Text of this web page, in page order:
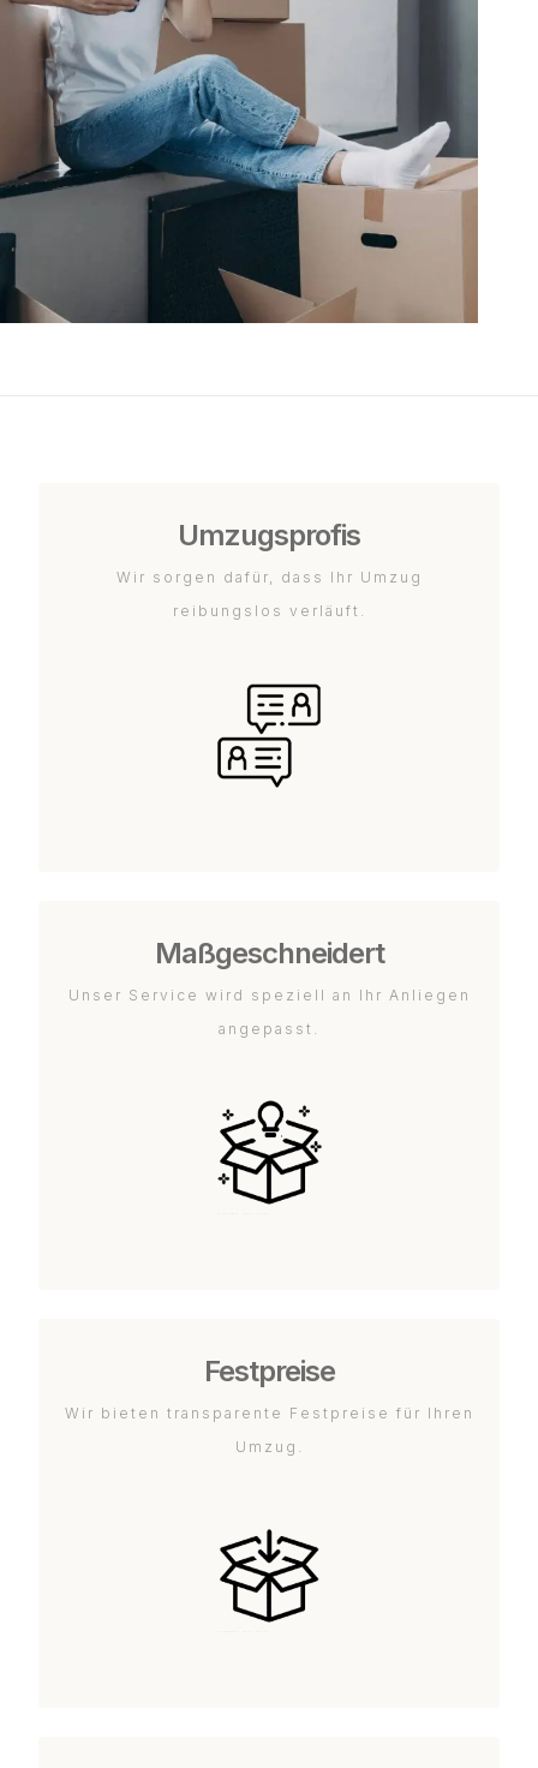
Umzugsprofis
Wir sorgen dafür, dass Ihr Umzug
reibungslos verläuft.
Maßgeschneidert
Unser Service wird speziell an Ihr Anliegen
angepasst.
Festpreise
Wir bieten transparente Festpreise für Ihren
Umzug.